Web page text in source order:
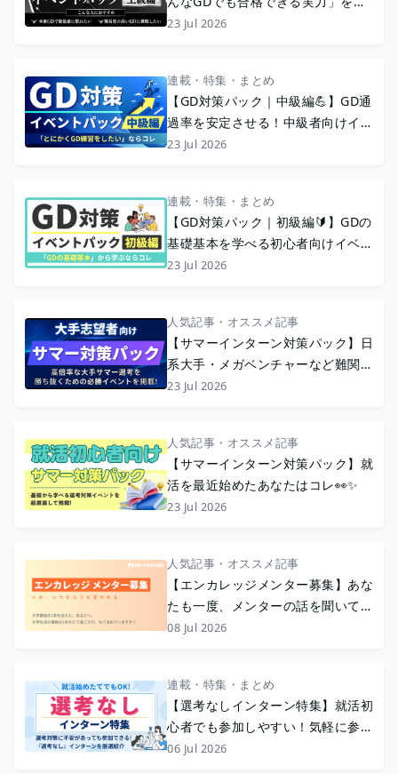
につける 上級者向けイベント特集
23 Jul 2026
連載・特集・まとめ
【GD対策パック｜中級編💪】GD通
過率を安定させる！中級者向けイベ
ント特集
23 Jul 2026
連載・特集・まとめ
【GD対策パック｜初級編🔰】GDの
基礎基本を学べる初心者向けイベン
ト特集
23 Jul 2026
人気記事・オススメ記事
【サマーインターン対策パック】日
系大手・メガベンチャーなど難関志
望者向け🔥💪
23 Jul 2026
人気記事・オススメ記事
【サマーインターン対策パック】就
活を最近始めたあなたはコレ👀✨
23 Jul 2026
人気記事・オススメ記事
【エンカレッジメンター募集】あな
たも一度、メンターの話を聞いてみ
ませんか？
08 Jul 2026
連載・特集・まとめ
【選考なしインターン特集】就活初
心者でも参加しやすい！気軽に参加
できる選考なしインターン
06 Jul 2026